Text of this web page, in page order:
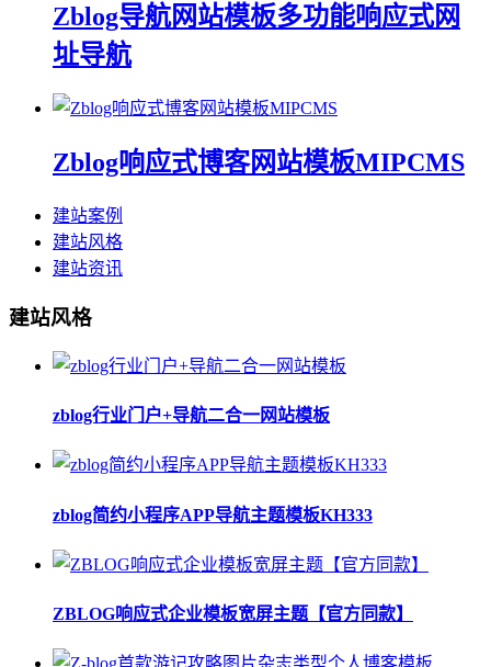
Zblog导航网站模板多功能响应式网
址导航
Zblog响应式博客网站模板MIPCMS
建站案例
建站风格
建站资讯
建站风格
zblog行业门户+导航二合一网站模板
zblog简约小程序APP导航主题模板KH333
ZBLOG响应式企业模板宽屏主题【官方同款】